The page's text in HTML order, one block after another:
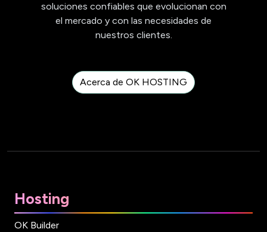
soluciones confiables que evolucionan con
el mercado y con las necesidades de
nuestros clientes.
Acerca de OK HOSTING
Hosting
OK Builder